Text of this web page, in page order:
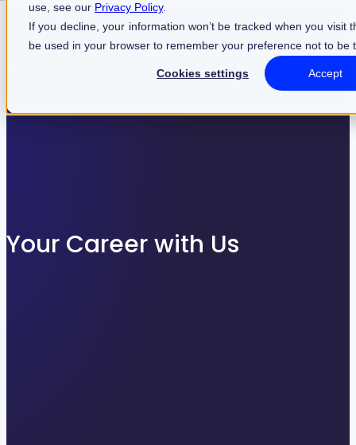
use, see our Privacy Policy.
If you decline, your information won’t be tracked when you visit
be used in your browser to remember your preference not to be
Cookies settings Accept
Your Career with Us
Find what suits you best